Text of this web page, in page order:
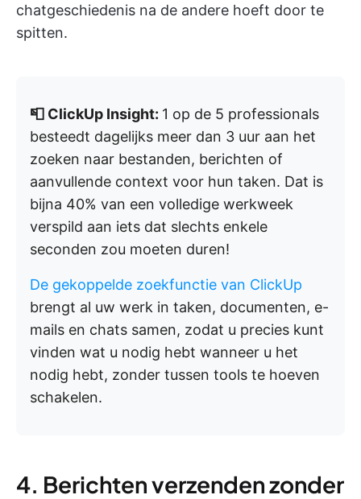
chatgeschiedenis na de andere hoeft door te
spitten.
📮 ClickUp Insight: 1 op de 5 professionals
besteedt dagelijks meer dan 3 uur aan het
zoeken naar bestanden, berichten of
aanvullende context voor hun taken. Dat is
bijna 40% van een volledige werkweek
verspild aan iets dat slechts enkele
seconden zou moeten duren!
De gekoppelde zoekfunctie van ClickUp
brengt al uw werk in taken, documenten, e-
mails en chats samen, zodat u precies kunt
vinden wat u nodig hebt wanneer u het
nodig hebt, zonder tussen tools te hoeven
schakelen.
4. Berichten verzenden zonder